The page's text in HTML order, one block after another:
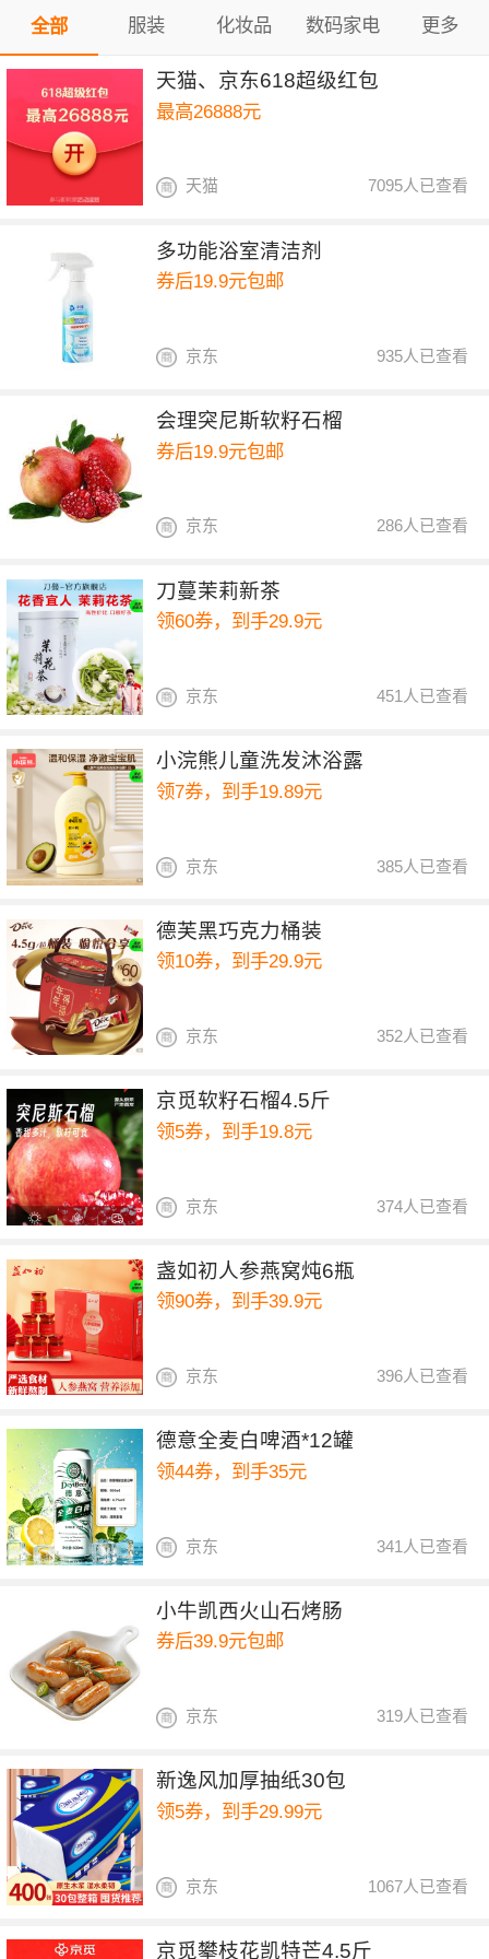
全部 服装 化妆品 数码家电 更多
天猫、京东618超级红包
最高26888元
7095人已查看
天猫
多功能浴室清洁剂
券后19.9元包邮
935人已查看
京东
会理突尼斯软籽石榴
券后19.9元包邮
286人已查看
京东
刀蔓茉莉新茶
领60券，到手29.9元
451人已查看
京东
小浣熊儿童洗发沐浴露
领7券，到手19.89元
385人已查看
京东
德芙黑巧克力桶装
领10券，到手29.9元
352人已查看
京东
京觅软籽石榴4.5斤
领5券，到手19.8元
374人已查看
京东
盏如初人参燕窝炖6瓶
领90券，到手39.9元
396人已查看
京东
德意全麦白啤酒*12罐
领44券，到手35元
341人已查看
京东
小牛凯西火山石烤肠
券后39.9元包邮
319人已查看
京东
新逸风加厚抽纸30包
领5券，到手29.99元
1067人已查看
京东
京觅攀枝花凯特芒4.5斤